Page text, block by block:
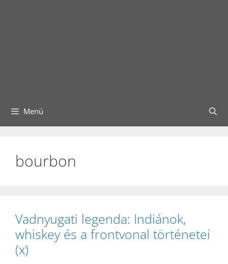
Menü
bourbon
Vadnyugati legenda: Indiánok,
whiskey és a frontvonal történetei
(x)